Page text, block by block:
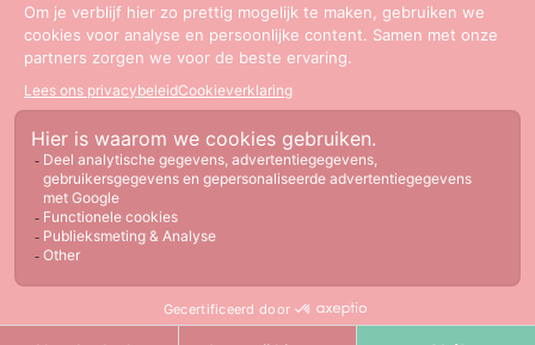
KraamzorgXL is gewaardeerd op
Copyright 2026 Kraamzorg XL
Sitemap
Website door:WebProfit